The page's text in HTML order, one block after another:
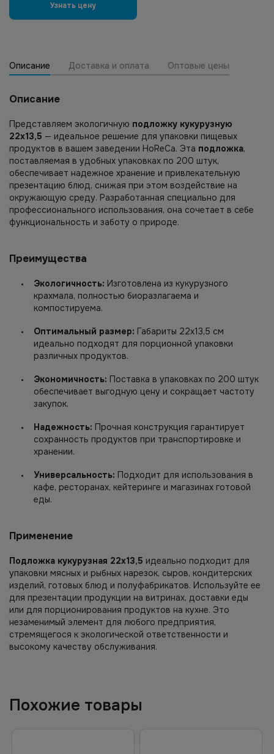
Узнать цену
Описание Доставка и оплата Оптовые цены
Описание
Представляем экологичную подложку кукурузную
22х13,5 — идеальное решение для упаковки пищевых
продуктов в вашем заведении HoReCa. Эта подложка,
поставляемая в удобных упаковках по 200 штук,
обеспечивает надежное хранение и привлекательную
презентацию блюд, снижая при этом воздействие на
окружающую среду. Разработанная специально для
профессионального использования, она сочетает в себе
функциональность и заботу о природе.
Преимущества
Экологичность: Изготовлена из кукурузного
крахмала, полностью биоразлагаема и
компостируема.
Оптимальный размер: Габариты 22х13,5 см
идеально подходят для порционной упаковки
различных продуктов.
Экономичность: Поставка в упаковках по 200 штук
обеспечивает выгодную цену и сокращает частоту
закупок.
Надежность: Прочная конструкция гарантирует
сохранность продуктов при транспортировке и
хранении.
Универсальность: Подходит для использования в
кафе, ресторанах, кейтеринге и магазинах готовой
еды.
Применение
Подложка кукурузная 22х13,5 идеально подходит для
упаковки мясных и рыбных нарезок, сыров, кондитерских
изделий, готовых блюд и полуфабрикатов. Используйте ее
для презентации продукции на витринах, доставки еды
или для порционирования продуктов на кухне. Это
незаменимый элемент для любого предприятия,
стремящегося к экологической ответственности и
высокому качеству обслуживания.
Похожие товары